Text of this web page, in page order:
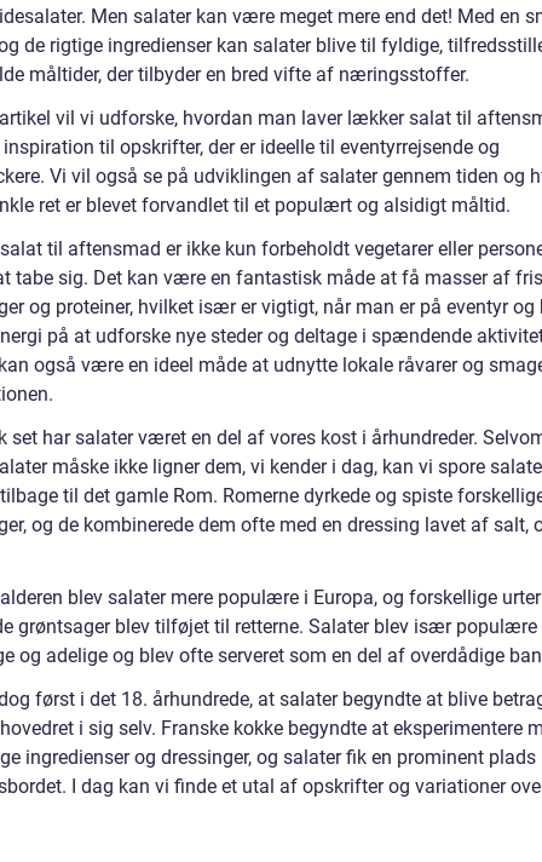
Men salater kan være meget mere end det! Med en
de rigtige ingredienser kan salater blive til fyldige,
måltider, der tilbyder en bred vifte af næringsstoffer.
vil vi udforske, hvordan man laver lækker salat til
til opskrifter, der er ideelle til eventyrrejsende og
Vi vil også se på udviklingen af salater gennem tiden og
ret er blevet forvandlet til et populært og alsidigt måltid.
til aftensmad er ikke kun forbeholdt vegetarer eller
tabe sig. Det kan være en fantastisk måde at få masser af
og proteiner, hvilket især er vigtigt, når man er på eventyr og
på at udforske nye steder og deltage i spændende
også være en ideel måde at udnytte lokale råvarer og
set har salater været en del af vores kost i århundreder.
måske ikke ligner dem, vi kender i dag, kan vi spore
til det gamle Rom. Romerne dyrkede og spiste
og de kombinerede dem ofte med en dressing lavet af salt,
blev salater mere populære i Europa, og forskellige
grøntsager blev tilføjet til retterne. Salater blev især
og adelige og blev ofte serveret som en del af overdådige
først i det 18. århundrede, at salater begyndte at blive
i sig selv. Franske kokke begyndte at eksperimentere
ingredienser og dressinger, og salater fik en prominent plads
I dag kan vi finde et utal af opskrifter og variationer